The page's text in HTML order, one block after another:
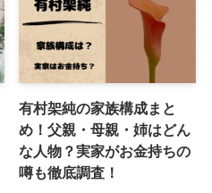
有村架純の家族構成まと
め！父親・母親・姉はどん
な人物？実家がお金持ちの
噂も徹底調査！